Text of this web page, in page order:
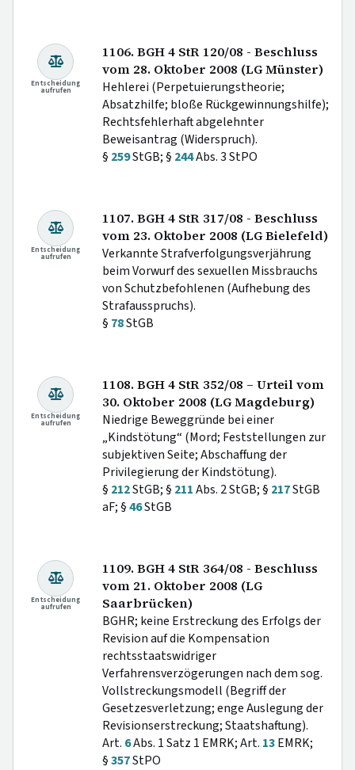
Entscheidung
aufrufen
1106. BGH 4 StR 120/08 - Beschluss
vom 28. Oktober 2008 (LG Münster)
Hehlerei (Perpetuierungstheorie;
Absatzhilfe; bloße Rückgewinnungshilfe);
Rechtsfehlerhaft abgelehnter
Beweisantrag (Widerspruch).
§ 259StGB; § 244Abs. 3 StPO
Entscheidung
aufrufen
1107. BGH 4 StR 317/08 - Beschluss
vom 23. Oktober 2008 (LG Bielefeld)
Verkannte Strafverfolgungsverjährung
beim Vorwurf des sexuellen Missbrauchs
von Schutzbefohlenen (Aufhebung des
Strafausspruchs).
§ 78StGB
Entscheidung
aufrufen
1108. BGH 4 StR 352/08 – Urteil vom
30. Oktober 2008 (LG Magdeburg)
Niedrige Beweggründe bei einer
„Kindstötung“ (Mord; Feststellungen zur
subjektiven Seite; Abschaffung der
Privilegierung der Kindstötung).
§ 212StGB; § 211Abs. 2 StGB; § 217StGB
aF; §46StGB
Entscheidung
aufrufen
1109. BGH 4 StR 364/08 - Beschluss
vom 21. Oktober 2008 (LG
Saarbrücken)
BGHR; keine Erstreckung des Erfolgs der
Revision auf die Kompensation
rechtsstaatswidriger
Verfahrensverzögerungen nach dem sog.
Vollstreckungsmodell (Begriff der
Gesetzesverletzung; enge Auslegung der
Revisionserstreckung; Staatshaftung).
Art. 6Abs. 1 Satz 1 EMRK; Art. 13EMRK;
§357StPO